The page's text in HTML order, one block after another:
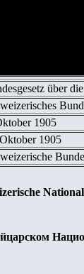
über
1905
1905